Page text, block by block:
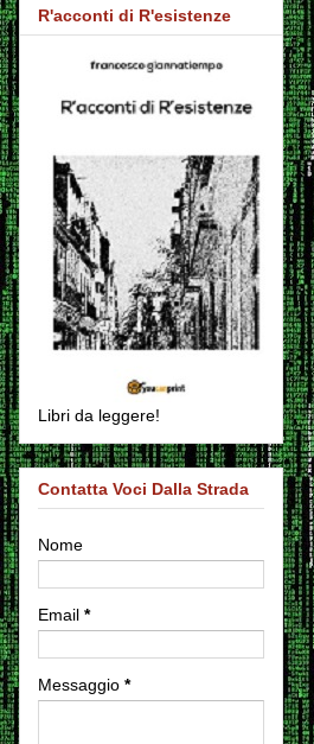
R'acconti di R'esistenze
Libri da leggere!
Contatta Voci Dalla Strada
Nome
Email *
Messaggio *